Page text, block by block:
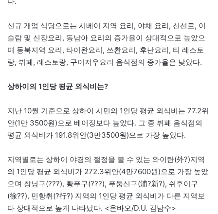
신규 개업 식당으로는 시베이 지역 요리, 야채 요리, 신선로, 이
슬람 및 신장요리, 동남아 요리의 증가율이 상대적으로 높았으
며 동북지역 요리, 타이완요리, 쓰촨요리, 후난요리, 티 레스토
랑, 뷔페, 레스토랑, 구이저우요리 음식점의 증가율은 낮았다.
상하이의 1인당 평균 외식비는?
지난 10월 기준으로 상하이 시민의 1인당 평균 외식비는 77.2위
안(1만 3500원)으로 베이징보다 높았다. 그 중 뷔페 음식점의
평균 외식비가 191.8위안(3만3500원)으로 가장 높았다.
지역별로는 상하이 야경의 절정을 볼 수 있는 와이탄(外?)지역
의 1인당 평균 외식비가 272.3위안(4만7600원)으로 가장 높았
으며 창닝구(???), 황푸구(???), 푸둥신구(浦?新?), 쉬후이구
(徐??), 민항취(?行?) 지역의 1인당 평균 외식비가 다른 지역보
다 상대적으로 높게 나타났다. <온바오/D.U. 김남수>